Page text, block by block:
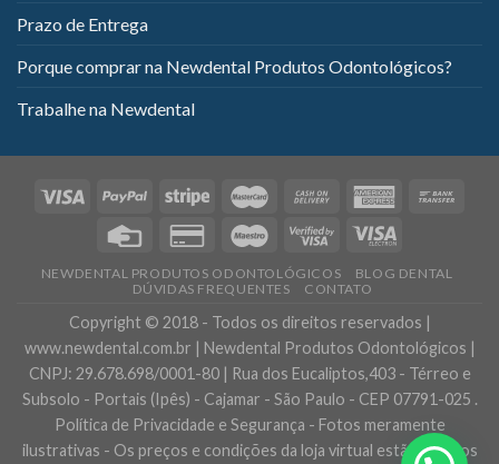
Prazo de Entrega
Porque comprar na Newdental Produtos Odontológicos?
Trabalhe na Newdental
NEWDENTAL PRODUTOS ODONTOLÓGICOS
BLOG DENTAL
DÚVIDAS FREQUENTES
CONTATO
Copyright © 2018 - Todos os direitos reservados |
www.newdental.com.br | Newdental Produtos Odontológicos |
CNPJ: 29.678.698/0001-80 | Rua dos Eucaliptos,403 - Térreo e
Subsolo - Portais (Ipês) - Cajamar - São Paulo - CEP 07791-025 .
Política de Privacidade e Segurança - Fotos meramente
ilustrativas - Os preços e condições da loja virtual estão sujeitos